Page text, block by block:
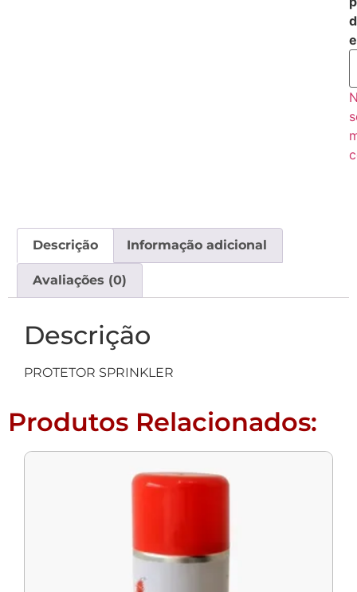
Descrição Informação adicional
Avaliações (0)
Descrição
PROTETOR SPRINKLER
Produtos Relacionados: